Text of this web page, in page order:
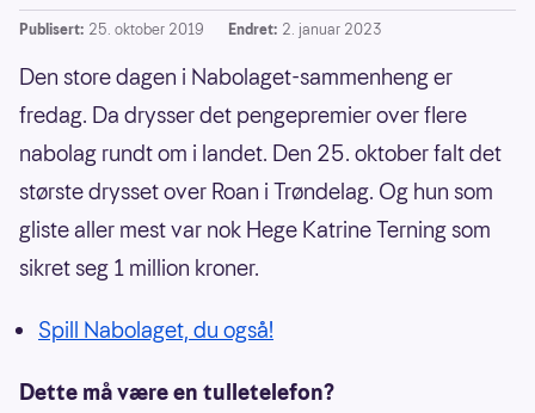
Publisert: 25. oktober 2019 Endret: 2. januar 2023
Den store dagen i Nabolaget-sammenheng er
fredag. Da drysser det pengepremier over flere
nabolag rundt om i landet. Den 25. oktober falt det
største drysset over Roan i Trøndelag. Og hun som
gliste aller mest var nok Hege Katrine Terning som
sikret seg 1 million kroner.
Spill Nabolaget, du også!
Dette må være en tulletelefon?